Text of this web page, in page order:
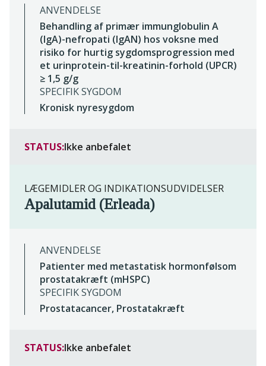
ANVENDELSE
Behandling af primær immunglobulin A
(IgA)-nefropati (IgAN) hos voksne med
risiko for hurtig sygdomsprogression med
et urinprotein-til-kreatinin-forhold (UPCR)
≥ 1,5 g/g
SPECIFIK SYGDOM
Kronisk nyresygdom
STATUS:Ikke anbefalet
LÆGEMIDLER OG INDIKATIONSUDVIDELSER
Apalutamid (Erleada)
ANVENDELSE
Patienter med metastatisk hormonfølsom
prostatakræft (mHSPC)
SPECIFIK SYGDOM
Prostatacancer, Prostatakræft
STATUS:Ikke anbefalet